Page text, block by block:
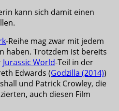
kann sich damit einen
-Reihe mag zwar mit jedem
haben. Trotzdem ist bereits
Jurassic World-Teil in der
Edwards (Godzilla (2014))
und Patrick Crowley, die
auch diesen Film